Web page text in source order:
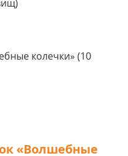
колечки» (10
«Волшебные